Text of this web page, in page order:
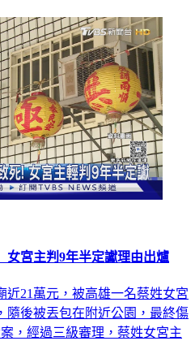
宮主判9年半定讞理由出爐
近21萬元，被高雄一名蔡姓女宮
隨後被丟包在附近公園，最終傷
，經過三級審理，蔡姓女宮主